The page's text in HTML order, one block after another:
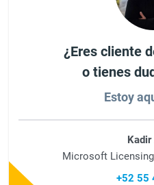
¿Eres cliente
o tienes
Estoy
Kadir
Microsoft
+52 55